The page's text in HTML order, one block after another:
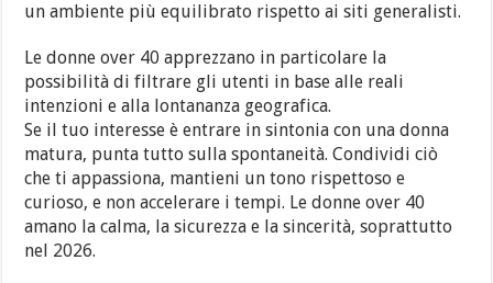
un ambiente più equilibrato rispetto ai siti generalisti.
Le donne over 40 apprezzano in particolare la
possibilità di filtrare gli utenti in base alle reali
intenzioni e alla lontananza geografica.
Se il tuo interesse è entrare in sintonia con una donna
matura, punta tutto sulla spontaneità. Condividi ciò
che ti appassiona, mantieni un tono rispettoso e
curioso, e non accelerare i tempi. Le donne over 40
amano la calma, la sicurezza e la sincerità, soprattutto
nel 2026.